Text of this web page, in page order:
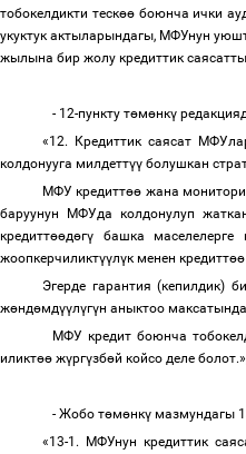
тобокелдикти тескөөбоюнча ички
укуктук актыларындагы, МФУнун
жылына бир жолу кредиттик
- 12-пункту төмөнкү
«12. Кредиттик саясат
колдонууга милдеттүү болушкан
МФУ кредиттөө жана
баруунун МФУда колдонулуп
кредиттөөдөгү башка маселелерге
жоопкерчиликтүүлүк менен кредиттөө
Эгерде гарантия (кепилдик)
жөндөмдүүлүгүн аныктоо
МФУ кредит боюнча
иликтөө жүргүзбөй койсо деле
- Жобо төмөнкү мазмундагы
«13-1. МФУнун кредиттик